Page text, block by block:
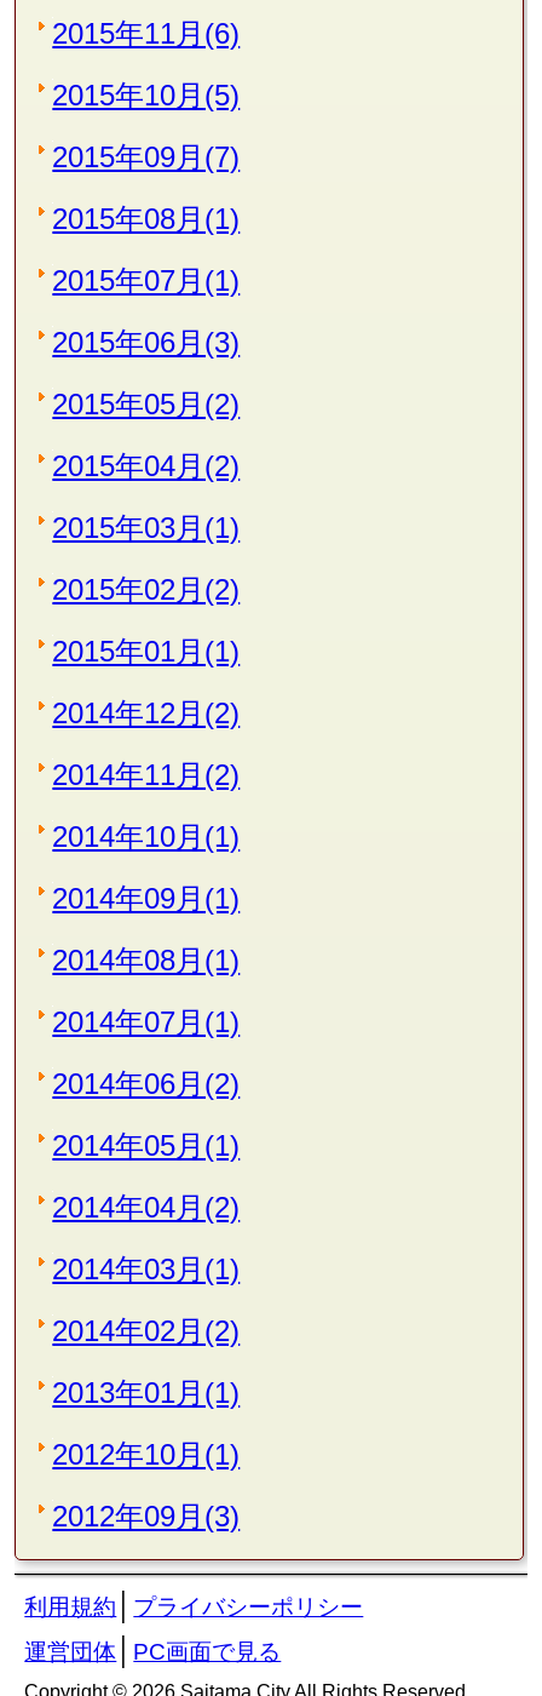
2015年11月(6)
2015年10月(5)
2015年09月(7)
2015年08月(1)
2015年07月(1)
2015年06月(3)
2015年05月(2)
2015年04月(2)
2015年03月(1)
2015年02月(2)
2015年01月(1)
2014年12月(2)
2014年11月(2)
2014年10月(1)
2014年09月(1)
2014年08月(1)
2014年07月(1)
2014年06月(2)
2014年05月(1)
2014年04月(2)
2014年03月(1)
2014年02月(2)
2013年01月(1)
2012年10月(1)
2012年09月(3)
利用規約
プライバシーポリシー
運営団体
PC画面で見る
Copyright © 2026 Saitama City All Rights Reserved.